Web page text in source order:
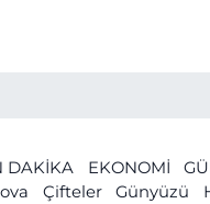
DAKİKA EKONOMİ
Çifteler Günyüzü